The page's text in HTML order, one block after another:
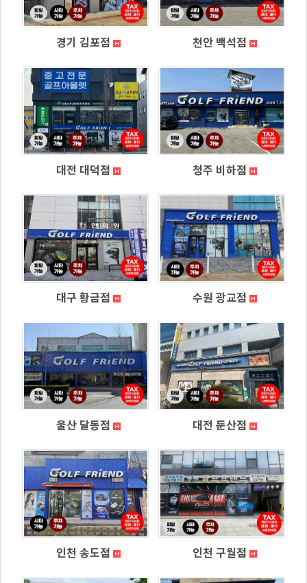
경기 김포점 천안 백석점
대전 대덕점 청주 비하점
대구 황금점 수원 광교점
울산 달동점 대전 둔산점
인천 송도점 인천 구월점